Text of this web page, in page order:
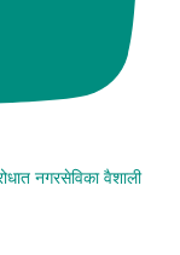
नगरसेविका वैशाली